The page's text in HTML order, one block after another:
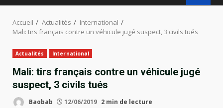
PRINCIPAL
Accueil Actualités
International
Mali: tirs français contre un véhicule jugé suspect, 3 civils tués
Actualités International
Mali: tirs français contre un véhicule jugé
suspect, 3 civils tués
Baobab 12/06/2019 2 min de lecture